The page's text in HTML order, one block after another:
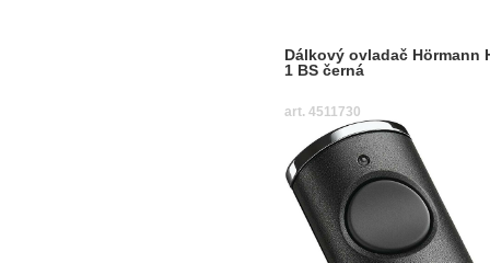
Dálkový ovladač Hörmann
1 BS černá
art. 4511730